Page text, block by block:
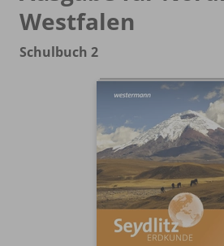
Westfalen
Schulbuch 2